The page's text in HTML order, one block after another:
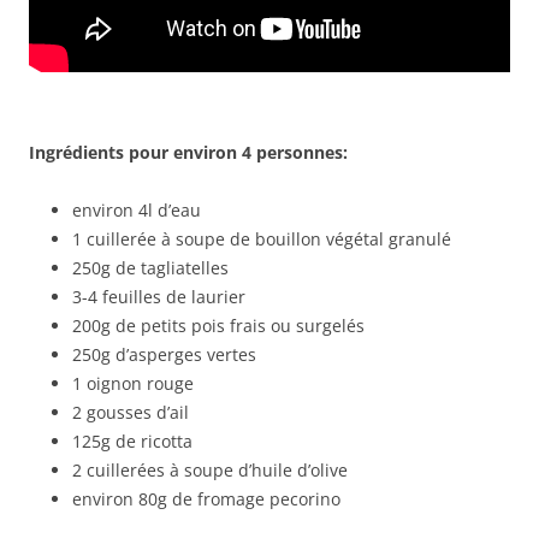
Ingrédients pour environ 4 personnes:
environ 4l d’eau
1 cuillerée à soupe de bouillon végétal granulé
250g de tagliatelles
3-4 feuilles de laurier
200g de petits pois frais ou surgelés
250g d’asperges vertes
1 oignon rouge
2 gousses d’ail
125g de ricotta
2 cuillerées à soupe d’huile d’olive
environ 80g de fromage pecorino